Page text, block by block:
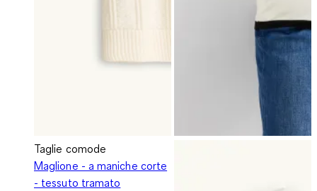
Taglie comode
Maglione - a maniche corte
- tessuto tramato